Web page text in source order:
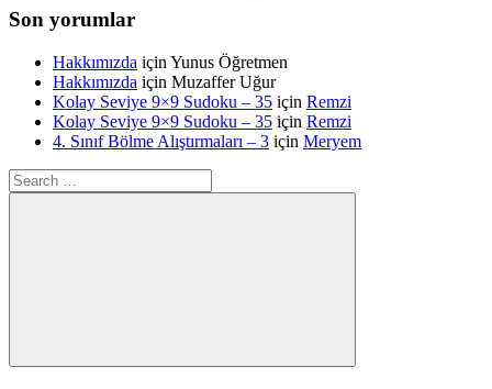
Son yorumlar
Hakkımızda için Yunus Öğretmen
Hakkımızda için Muzaffer Uğur
Kolay Seviye 9×9 Sudoku – 35 için Remzi
Kolay Seviye 9×9 Sudoku – 35 için Remzi
4. Sınıf Bölme Alıştırmaları – 3 için Meryem
Search
for:
Search